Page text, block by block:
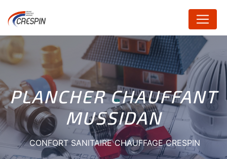
PLANCHER CHAUFFANT
MUSSIDAN
CONFORT SANITAIRE CHAUFFAGE CRESPIN